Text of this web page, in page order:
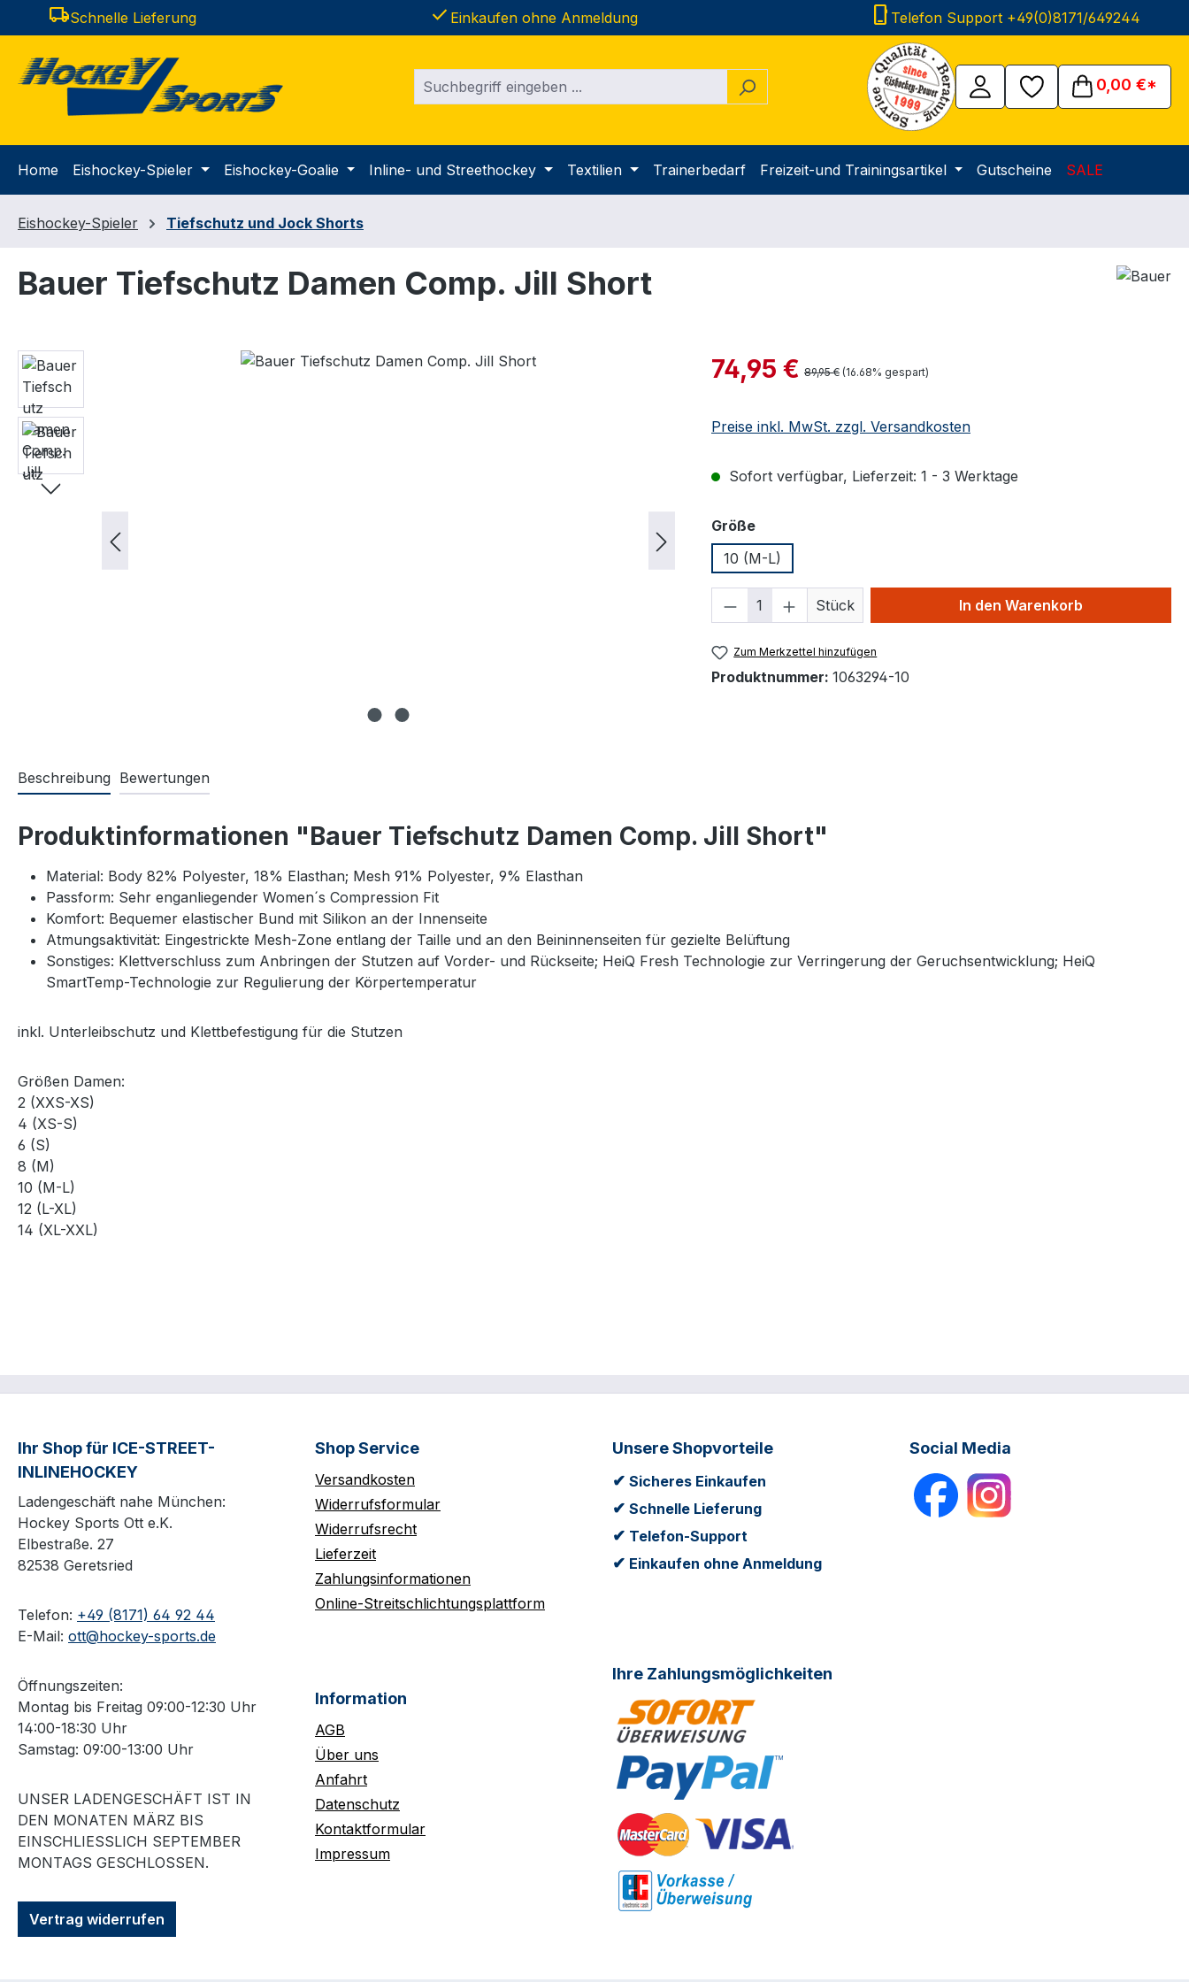
Hauptinhalt springen
Zur Suche springen
Zur Hauptnavigation springen
local_shippingSchnelle Lieferung done Einkaufen ohne Anmeldung phone_iphone Telefon Support +49(0)8171/649244
0,00 €*
Home Eishockey-Spieler Eishockey-Goalie Inline- und Streethockey Textilien Trainerbedarf Freizeit-und Trainingsartikel Gutscheine SALE
Eishockey-Spieler Tiefschutz und Jock Shorts
Bauer Tiefschutz Damen Comp. Jill Short
Bildergalerie überspringen Verkaufspreis:
74,95 € Regulärer Preis:
89,95 € (16.68% gespart)
Preise inkl. MwSt. zzgl. Versandkosten
Sofort verfügbar, Lieferzeit: 1 - 3 Werktage
Größeauswählen
10 (M-L)
Produkt Anzahl: Gib den gewünschten Wert
Stück In den Warenkorb
Zum Merkzettel hinzufügen
Produktnummer: 1063294-10
Beschreibung Bewertungen
Produktinformationen "Bauer Tiefschutz Damen Comp. Jill Short"
Material: Body 82% Polyester, 18% Elasthan; Mesh 91% Polyester, 9% Elasthan
Passform: Sehr enganliegender Women´s Compression Fit
Komfort: Bequemer elastischer Bund mit Silikon an der Innenseite
Atmungsaktivität: Eingestrickte Mesh-Zone entlang der Taille und an den Beininnenseiten für gezielte Belüftung
Sonstiges: Klettverschluss zum Anbringen der Stutzen auf Vorder- und Rückseite; HeiQ Fresh Technologie zur Verringerung der Geruchsentwicklung; HeiQ
SmartTemp-Technologie zur Regulierung der Körpertemperatur
inkl. Unterleibschutz und Klettbefestigung für die Stutzen
Größen Damen:
2 (XXS-XS)
4 (XS-S)
6 (S)
8 (M)
10 (M-L)
12 (L-XL)
14 (XL-XXL)
Ihr Shop für ICE-STREET-
INLINEHOCKEY
Ladengeschäft nahe München:
Hockey Sports Ott e.K.
Elbestraße. 27
82538 Geretsried
Telefon: +49 (8171) 64 92 44
E-Mail: ott@hockey-sports.de
Öffnungszeiten:
Montag bis Freitag 09:00-12:30 Uhr
14:00-18:30 Uhr
Samstag: 09:00-13:00 Uhr
UNSER LADENGESCHÄFT IST IN
DEN MONATEN MÄRZ BIS
EINSCHLIESSLICH SEPTEMBER M
ONTAGS GESCHLOSSEN.
Vertrag widerrufen
Shop Service
Versandkosten
Widerrufsformular
Widerrufsrecht
Lieferzeit
Zahlungsinformationen
Online-Streitschlichtungsplattform
Information
AGB
Über uns
Anfahrt
Datenschutz
Kontaktformular
Impressum
Unsere Shopvorteile
✔ Sicheres Einkaufen
✔ Schnelle Lieferung
✔ Telefon-Support
✔ Einkaufen ohne Anmeldung
Ihre Zahlungsmöglichkeiten
Social Media